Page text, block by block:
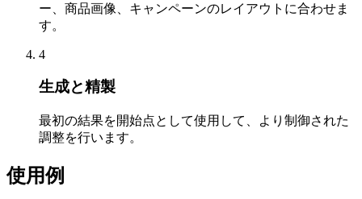
ー、商品画像、キャンペーンのレイアウトに合わせま
す。
4
生成と精製
最初の結果を開始点として使用して、より制御された
調整を行います。
使用例